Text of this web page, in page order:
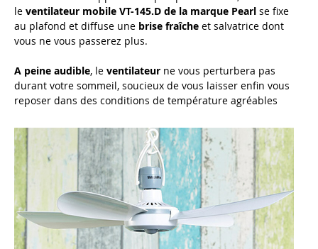
leventilateur mobile VT-145.D de la marque Pearl se fixe
au plafond et diffuse une brise fraîche et salvatrice dont
vous ne vous passerez plus.
A peine audible, leventilateur ne vous perturbera pas
durant votre sommeil, soucieux de vous laisser enfin vous
reposer dans des conditions de température agréables